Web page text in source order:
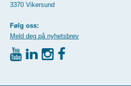
3370 Vikersund
Følg oss:
Meld deg på nyhetsbrev